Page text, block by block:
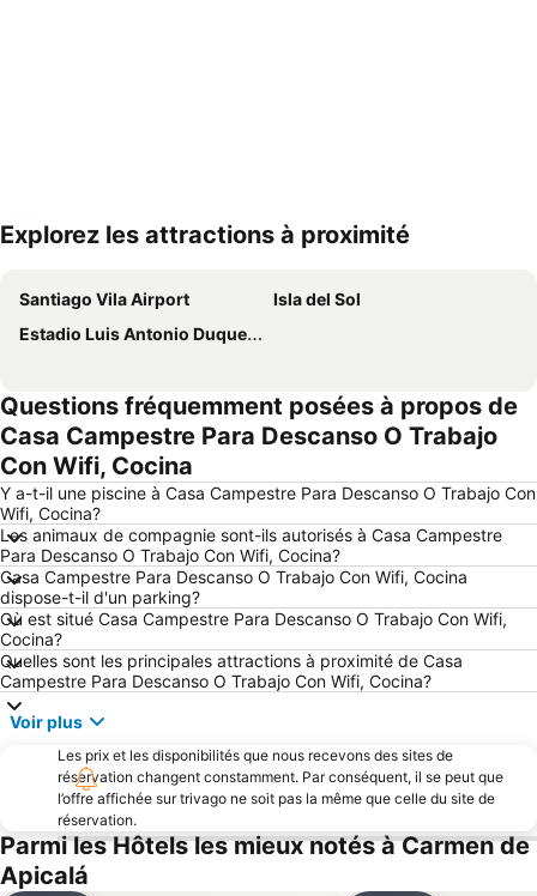
Explorez les attractions à proximité
Santiago Vila Airport
Isla del Sol
Estadio Luis Antonio Duque Peña
Questions fréquemment posées à propos de
Casa Campestre Para Descanso O Trabajo
Con Wifi, Cocina
Y a-t-il une piscine à Casa Campestre Para Descanso O Trabajo Con
Wifi, Cocina?
Les animaux de compagnie sont-ils autorisés à Casa Campestre
Para Descanso O Trabajo Con Wifi, Cocina?
Casa Campestre Para Descanso O Trabajo Con Wifi, Cocina
dispose-t-il d'un parking?
Où est situé Casa Campestre Para Descanso O Trabajo Con Wifi,
Cocina?
Quelles sont les principales attractions à proximité de Casa
Campestre Para Descanso O Trabajo Con Wifi, Cocina?
Voir plus
Les prix et les disponibilités que nous recevons des sites de
réservation changent constamment. Par conséquent, il se peut que
l’offre affichée sur trivago ne soit pas la même que celle du site de
réservation.
Parmi les Hôtels les mieux notés à Carmen de
Apicalá